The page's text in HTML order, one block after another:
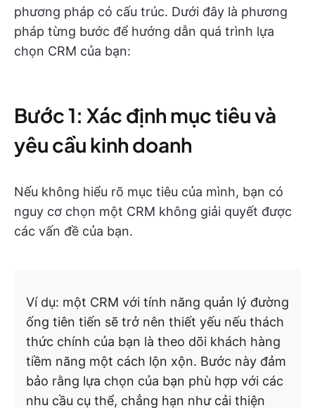
phương pháp có cấu trúc. Dưới đây là phương
pháp từng bước để hướng dẫn quá trình lựa
chọn CRM của bạn:
Bước 1: Xác định mục tiêu và
yêu cầu kinh doanh
Nếu không hiểu rõ mục tiêu của mình, bạn có
nguy cơ chọn một CRM không giải quyết được
các vấn đề của bạn.
Ví dụ: một CRM với tính năng quản lý đường
ống tiên tiến sẽ trở nên thiết yếu nếu thách
thức chính của bạn là theo dõi khách hàng
tiềm năng một cách lộn xộn. Bước này đảm
bảo rằng lựa chọn của bạn phù hợp với các
nhu cầu cụ thể, chẳng hạn như cải thiện